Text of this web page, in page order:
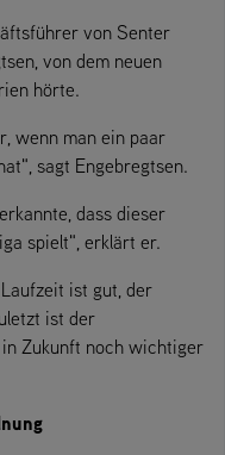
von Senter
von dem neuen
hörte.
wenn man ein paar
sagt Engebregtsen.
dass dieser
spielt", erklärt er.
ist gut, der
ist der
Zukunft noch wichtiger